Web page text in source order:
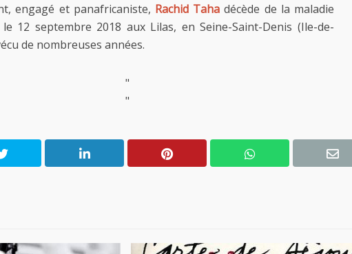
engagé et panafricaniste, Rachid Taha décède de la maladie
le 12 septembre 2018 aux Lilas, en Seine-Saint-Denis (Ile-de-
de nombreuses années.
"
"